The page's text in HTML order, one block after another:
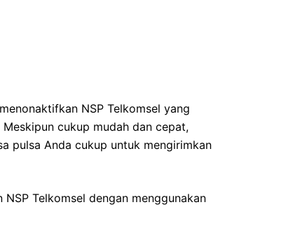
NSP Telkomsel yang
cukup mudah dan cepat,
pulsa Anda cukup untuk mengirimkan
Telkomsel dengan menggunakan